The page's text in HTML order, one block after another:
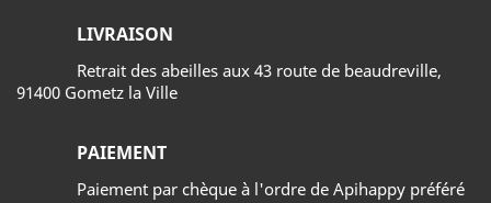
LIVRAISON
Retrait des abeilles aux 43 route de beaudreville,
91400 Gometz la Ville
PAIEMENT
Paiement par chèque à l'ordre de Apihappy préféré